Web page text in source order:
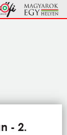
- 2.